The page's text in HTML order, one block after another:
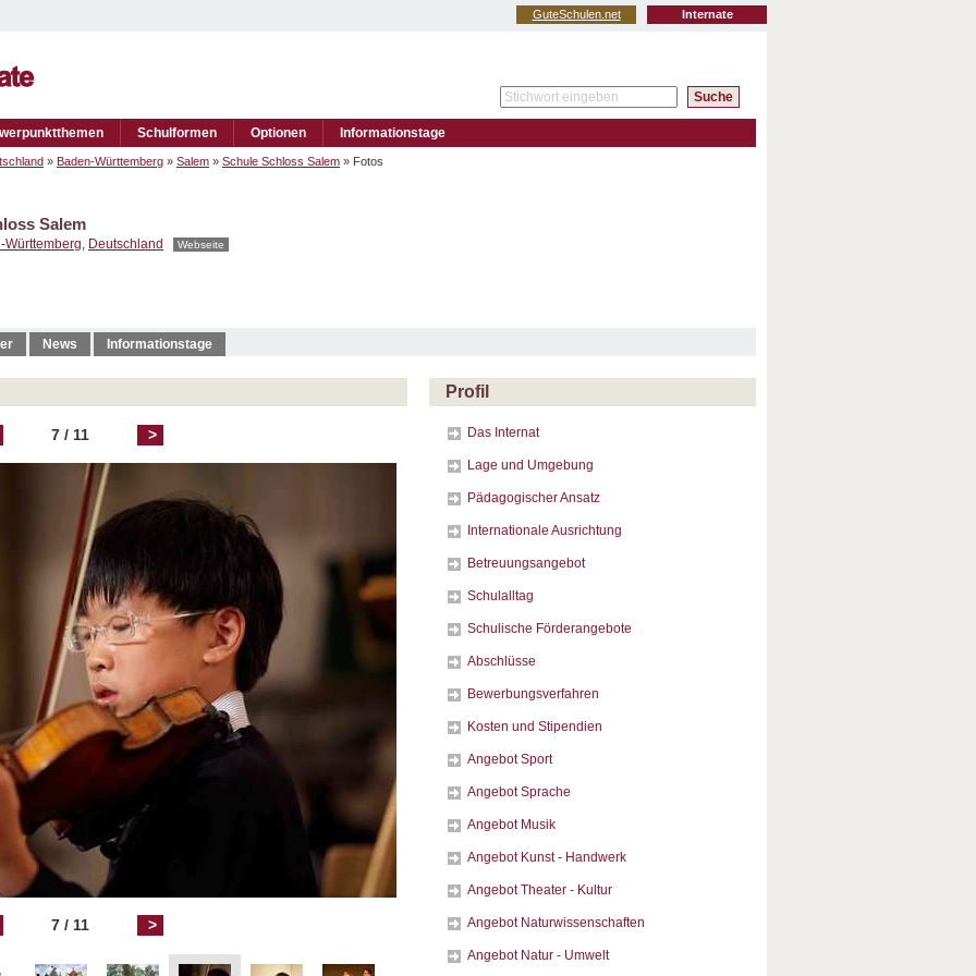
Internate
GuteSchulen.net
Schulformen Optionen Informationstage
» Baden-Württemberg » Salem » Schule Schloss Salem » Fotos
Salem
Württemberg, Deutschland Webseite
News Informationstage
7 / 11 >
7 / 11 >
Profil
Das Internat
Lage und Umgebung
Pädagogischer Ansatz
Internationale Ausrichtung
Betreuungsangebot
Schulalltag
Schulische Förderangebote
Abschlüsse
Bewerbungsverfahren
Kosten und Stipendien
Angebot Sport
Angebot Sprache
Angebot Musik
Angebot Kunst - Handwerk
Angebot Theater - Kultur
Angebot Naturwissenschaften
Angebot Natur - Umwelt